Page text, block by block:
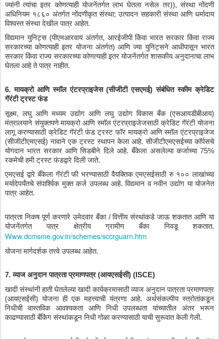
ज्यांनी त्यांचा इतर कोणत्याही योजनेंतर्गत लाभ घेतला नसेल तर)), संस्था नोंदणी
अधिनियम १८६० अंतर्गत नोंदणीकृत संस्था; उत्पादन सहकारी संस्था आणि धर्मादाय
विश्वस्त संस्था देखील पात्र आहेत.
विद्यमान युनिट्स (पीएमआरवाय अंतर्गत, आरईजीपी किंवा भारत सरकार किंवा राज्य
सरकारच्या कोणत्याही इतर योजना अंतर्गत) आणि ज्या युनिट्सने आधीपासून भारत
सरकार किंवा राज्य सरकारच्या कोणत्याही इतर योजनेंतर्गत शासकीय अनुदानाचा लाभ
घेतला आहे ते पात्र नाहीत.
6. मायक्रो आणि स्मॉल एंटरप्राइजेस (सीजीटी एसएमई) संबंधित स्कीम क्रेडिट
गॅरंटी ट्रस्ट फंड
सूक्ष्म, लघु आणि मध्यम उद्योग आणि लघु उद्योग विकास बँक (एसआयडीबीआय
मंत्रालयाने संयुक्तपणे मायक्रो आणि स्मॉल एंटरप्राइजेजसाठी क्रेडिट गॅरंटी योजना
लागू करण्यासाठी क्रेडिट गॅरंटी फंड ट्रस्ट फॉर मायक्रो आणि स्मॉल एंटरप्राइजेज
(सीजीटीएमएसई) नावाने एक ट्रस्ट स्थापन केला आहे. सीजीटीएमएसईच्या कॉर्पसचे
योगदान भारत सरकार आणि सिडबीने दिले आहे. बँकेला असलेल्या कर्जाच्या
रकमेची हमी ट्रस्ट फंडद्वारे दिली जाते.
एमएसई द्वारे बँकेला गॅरंटी फी भरण्यासाठी वैयक्तिक एमएसईसाठी रु १०० लाखांच्या
मर्यादेपर्यंतचे संपार्श्विक मुक्त कर्ज उपलब्ध आहे. विद्यमान व नवीन उद्योग या योजनेत
पात्र आहेत.
पात्रता निकष पूर्ण करणारे उमेदवार बँका / वित्तीय संस्थांकडे जाऊ शकतात आणि या
योजनेंतर्गत
पात्र क्षेत्रीय ग्रामीण बँका निवडू शकतात
Www.dcmsme.gov.in/schemes/sccrguarn.htm
योजना मार्गदर्शक तत्त्वे उपलब्ध आहेत.
7. व्याज अनुदान पात्रता प्रमाणपत्र (आयएसईसी) (ISCE)
खादी संस्थांनी हाती घेतलेल्या खादी कार्यक्रमासाठी व्याज अनुदान पात्रता प्रमाणपत्र
(आयएसईसी) योजना ही एक महत्त्वाची यंत्रणा आहे. अर्थसंकल्पीय स्त्रोतांकडून
निधीची
वास्तविक आवश्यकता आणि निधी उपलब्धता यांच्यातील अंतर
भरून
काढण्यासाठी बँकिंग संस्थांकडून निधी गोळा करण्यासाठी याची सुरूवात केली गेली.